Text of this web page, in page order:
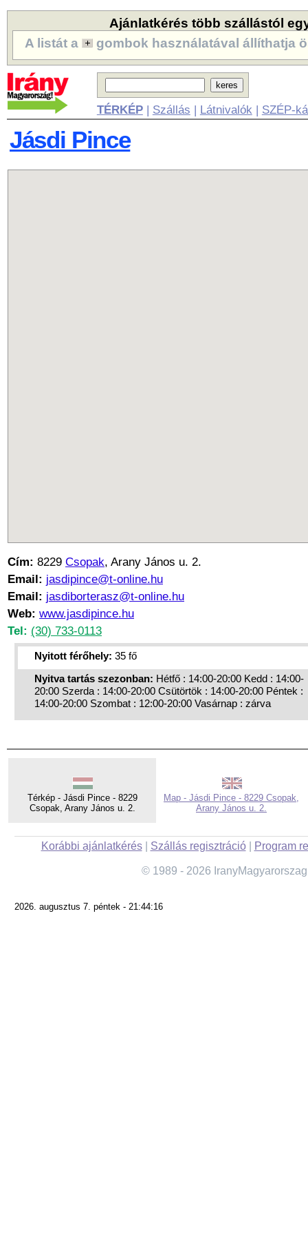
Ajánlatkérés több szállástól
A listát a
gombok használatával állíthatja
TÉRKÉP| Szállás | Látnivalók | SZÉP-
Jásdi Pince
Cím: 8229 Csopak, Arany János u. 2.
Email: jasdipince@t-online.hu
Email: jasdiborterasz@t-online.hu
Web: www.jasdipince.hu
Tel: (30) 733-0113
Nyitott férőhely: 35 fő
Nyitva tartás szezonban: Hétfő : 14:00-20:00 Kedd : 14:00-
20:00 Szerda : 14:00-20:00 Csütörtök : 14:00-20:00 Péntek :
14:00-20:00 Szombat : 12:00-20:00 Vasárnap : zárva
Térkép - Jásdi Pince - 8229
Csopak, Arany János u. 2.
Map - Jásdi Pince - 8229 Csopak,
Arany János u. 2.
Korábbi ajánlatkérés| Szállás regisztráció| Program
© 1989 - 2026
2026. augusztus 7. péntek - 21:44:16